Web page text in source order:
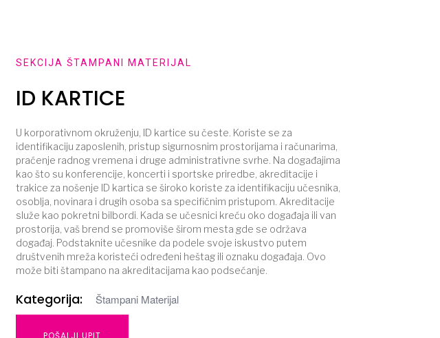
SEKCIJA ŠTAMPANI MATERIJAL
ID KARTICE
U korporativnom okruženju, ID kartice su česte. Koriste se za
identifikaciju zaposlenih, pristup sigurnosnim prostorijama i računarima,
praćenje radnog vremena i druge administrativne svrhe. Na događajima
kao što su konferencije, koncerti i sportske priredbe, akreditacije i
trakice za nošenje ID kartica se široko koriste za identifikaciju učesnika,
osoblja, novinara i drugih osoba sa specifičnim pristupom. Akreditacije
služe kao pokretni bilbordi. Kada se učesnici kreću oko događaja ili van
prostorija, vaš brend se promoviše širom mesta gde se održava
događaj. Podstaknite učesnike da podele svoje iskustvo putem
društvenih mreža koristeći određeni heštag ili oznaku događaja. Ovo
može biti štampano na akreditacijama kao podsećanje.
Kategorija: Štampani Materijal
POŠALJI UPIT